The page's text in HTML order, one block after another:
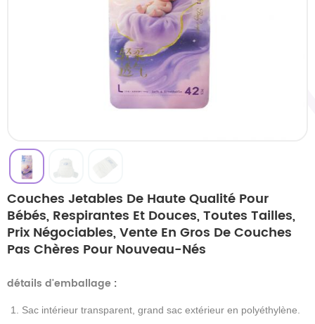
Couches Jetables De Haute Qualité Pour
Bébés, Respirantes Et Douces, Toutes Tailles,
Prix Négociables, Vente En Gros De Couches
Pas Chères Pour Nouveau-Nés
détails d'emballage :
1. Sac intérieur transparent, grand sac extérieur en polyéthylène.